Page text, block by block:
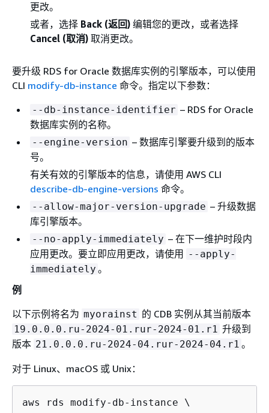
更改。
或者，选择 Back (返回) 编辑您的更改，或者选择
Cancel (取消) 取消更改。
要升级 RDS for Oracle 数据库实例的引擎版本，可以使用
CLI modify-db-instance 命令。指定以下参数：
--db-instance-identifier – RDS for Oracle
数据库实例的名称。
--engine-version – 数据库引擎要升级到的版本
号。
有关有效的引擎版本的信息，请使用 AWS CLI
describe-db-engine-versions 命令。
--allow-major-version-upgrade – 升级数据
库引擎版本。
--no-apply-immediately – 在下一维护时段内
应用更改。要立即应用更改，请使用
--apply-
immediately 。
例
以下示例将名为 myorainst 的 CDB 实例从其当前版本
19.0.0.0.ru-2024-01.rur-2024-01.r1 升级到
版本 21.0.0.0.ru-2024-04.rur-2024-04.r1 。
对于 Linux、macOS 或 Unix：
aws rds modify-db-instance \